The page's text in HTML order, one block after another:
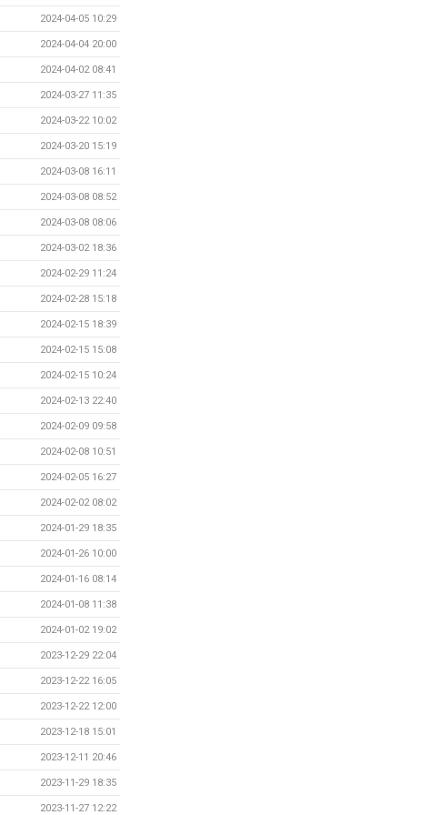
2024-04-05 10:29
2024-04-04 20:00
2024-04-02 08:41
2024-03-27 11:35
2024-03-22 10:02
2024-03-20 15:19
2024-03-08 16:11
2024-03-08 08:52
2024-03-08 08:06
2024-03-02 18:36
2024-02-29 11:24
2024-02-28 15:18
2024-02-15 18:39
2024-02-15 15:08
2024-02-15 10:24
2024-02-13 22:40
2024-02-09 09:58
2024-02-08 10:51
2024-02-05 16:27
2024-02-02 08:02
2024-01-29 18:35
2024-01-26 10:00
2024-01-16 08:14
2024-01-08 11:38
2024-01-02 19:02
2023-12-29 22:04
2023-12-22 16:05
2023-12-22 12:00
2023-12-18 15:01
2023-12-11 20:46
2023-11-29 18:35
2023-11-27 12:22